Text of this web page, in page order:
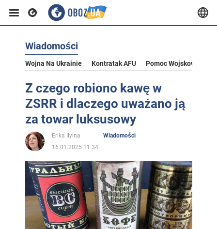
Wiadomości
Wojna Na Ukrainie Kontratak AFU Pomoc Wojskowa Dla
Z czego robiono kawę w
ZSRR i dlaczego uważano ją
za towar luksusowy
Erika Ilyina
Wiadomości
16.01.2025 11:34